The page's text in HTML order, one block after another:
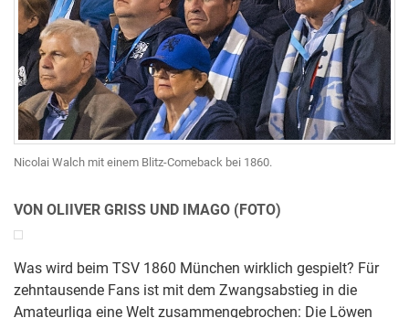
Nicolai Walch mit einem Blitz-Comeback bei 1860.
VON OLIIVER GRISS UND IMAGO (FOTO)
Was wird beim TSV 1860 München wirklich gespielt? Für
zehntausende Fans ist mit dem Zwangsabstieg in die
Amateurliga eine Welt zusammengebrochen: Die Löwen